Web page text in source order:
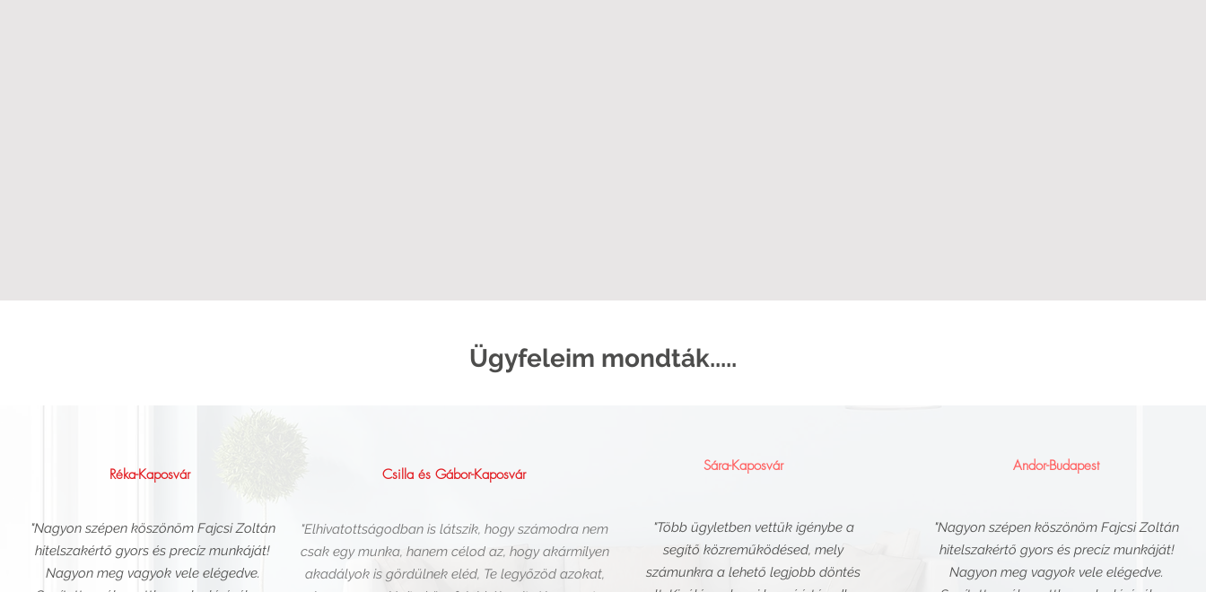
Ügyfeleim mondták.....
Réka-Kaposvár
"Nagyon szépen köszönöm Fajcsi Zoltán
hitelszakértő gyors és precíz munkáját!
Nagyon meg vagyok vele elégedve.
Csilla és Gábor-Kaposvár
"Elhivatottságodban is látszik, hogy számodra nem
csak egy munka, hanem célod az, hogy akármilyen
akadályok is gördülnek eléd, Te legyőzöd azokat,
Sára-Kaposvár
"Több ügyletben vettük igénybe a
segítő közreműködésed, mely
számunkra a lehető legjobb döntés
Andor-Budapest
"Nagyon szépen köszönöm Fajcsi Zoltán
hitelszakértő gyors és precíz munkáját!
Nagyon meg vagyok vele elégedve.